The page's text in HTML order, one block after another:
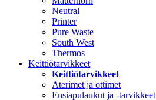
Neutral
Printer
Pure Waste
South West
Thermos
Keittiötarvikkeet
Keittiötarvikkeet
Aterimet ja ottimet
Ensiapulaukut ja -tarvikkeet